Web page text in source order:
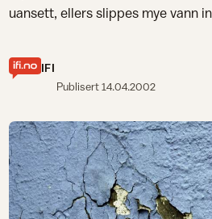
uansett, ellers slippes mye vann
IFI
Publisert14.04.2002